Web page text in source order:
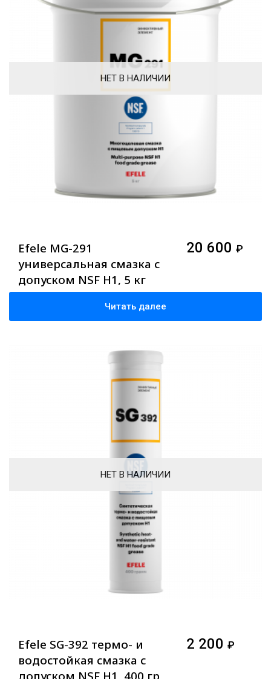
НЕТ В НАЛИЧИИ
Efele MG-291
универсальная смазка с
допуском NSF H1, 5 кг
20 600 ₽
Читать далее
НЕТ В НАЛИЧИИ
Efele SG-392 термо- и
водостойкая смазка с
допуском NSF H1, 400 гр
2 200 ₽